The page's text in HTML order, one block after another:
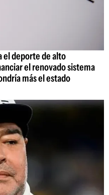
el deporte de alto
el renovado sistema
más el estado